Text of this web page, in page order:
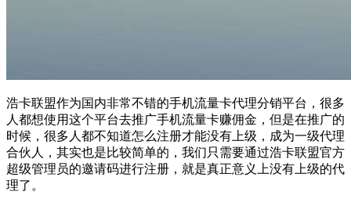
浩卡联盟作为国内非常不错的手机流量卡代理分销平台，很多
人都想使用这个平台去推广手机流量卡赚佣金，但是在推广的
时候，很多人都不知道怎么注册才能没有上级，成为一级代理
合伙人，其实也是比较简单的，我们只需要通过浩卡联盟官方
超级管理员的邀请码进行注册，就是真正意义上没有上级的代
理了。